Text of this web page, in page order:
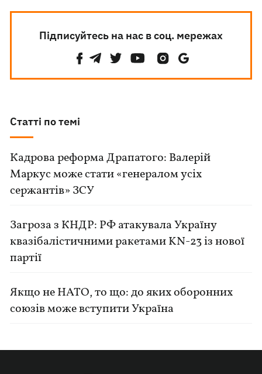
Підписуйтесь на нас в соц. мережах
Статті по темі
Кадрова реформа Драпатого: Валерій
Маркус може стати «генералом усіх
сержантів» ЗСУ
Загроза з КНДР: РФ атакувала Україну
квазібалістичними ракетами KN-23 із нової
партії
Якщо не НАТО, то що: до яких оборонних
союзів може вступити Україна